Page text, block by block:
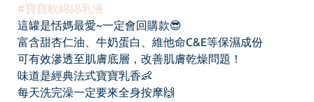
#寶寶軟綿綿乳液
這罐是恬媽最愛~一定會回購款😎
富含甜杏仁油、牛奶蛋白、維他命C&E等保濕成份
可有效滲透至肌膚底層，改善肌膚乾燥問題！
味道是經典法式寶寶乳香👶
每天洗完澡一定要來全身按摩🙌